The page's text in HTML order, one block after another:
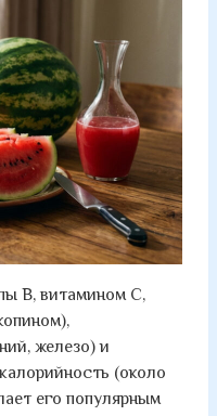
B, витамином C,
железо) и
(около
его популярным